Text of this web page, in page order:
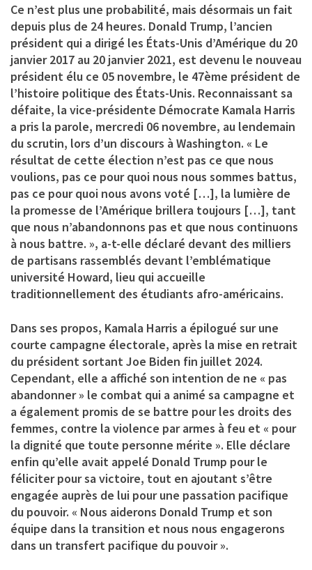
Ce n’est plus une probabilité, mais désormais un fait
depuis plus de 24 heures. Donald Trump, l’ancien
président qui a dirigé les États-Unis d’Amérique du 20
janvier 2017 au 20 janvier 2021, est devenu le nouveau
président élu ce 05 novembre, le 47ème président de
l’histoire politique des États-Unis. Reconnaissant sa
défaite, la vice-présidente Démocrate Kamala Harris
a pris la parole, mercredi 06 novembre, au lendemain
du scrutin, lors d’un discours à Washington. « Le
résultat de cette élection n’est pas ce que nous
voulions, pas ce pour quoi nous nous sommes battus,
pas ce pour quoi nous avons voté […], la lumière de
la promesse de l’Amérique brillera toujours […], tant
que nous n’abandonnons pas et que nous continuons
à nous battre. », a-t-elle déclaré devant des milliers
de partisans rassemblés devant l’emblématique
université Howard, lieu qui accueille
traditionnellement des étudiants afro-américains.
Dans ses propos, Kamala Harris a épilogué sur une
courte campagne électorale, après la mise en retrait
du président sortant Joe Biden fin juillet 2024.
Cependant, elle a affiché son intention de ne « pas
abandonner » le combat qui a animé sa campagne et
a également promis de se battre pour les droits des
femmes, contre la violence par armes à feu et « pour
la dignité que toute personne mérite ». Elle déclare
enfin qu’elle avait appelé Donald Trump pour le
féliciter pour sa victoire, tout en ajoutant s’être
engagée auprès de lui pour une passation pacifique
du pouvoir. « Nous aiderons Donald Trump et son
équipe dans la transition et nous nous engagerons
dans un transfert pacifique du pouvoir ».